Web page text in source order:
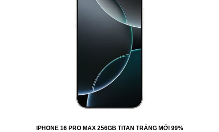
IPHONE 16 PRO MAX 256GB TITAN TRẮNG MỚI 99%